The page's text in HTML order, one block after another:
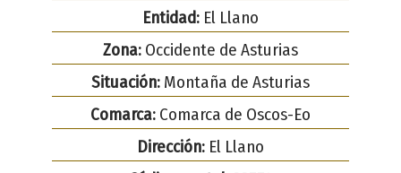
Entidad: El Llano
Zona: Occidente de Asturias
Situación: Montaña de Asturias
Comarca: Comarca de Oscos-Eo
Dirección: El Llano